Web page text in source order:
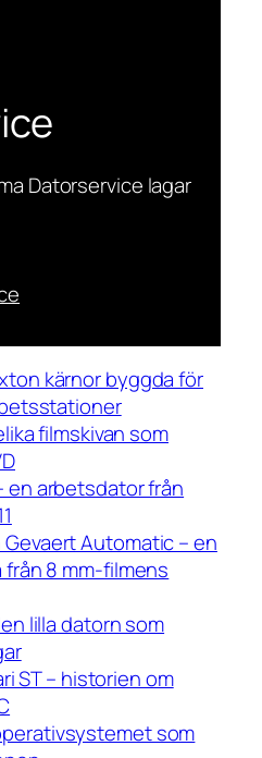
Datorservice lagar
kärnor byggda för
filmskivan som
en arbetsdator från
Automatic – en
från 8 mm-filmens
lilla datorn som
ST – historien om
som